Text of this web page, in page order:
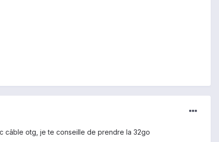
câble otg, je te conseille de prendre la 32go